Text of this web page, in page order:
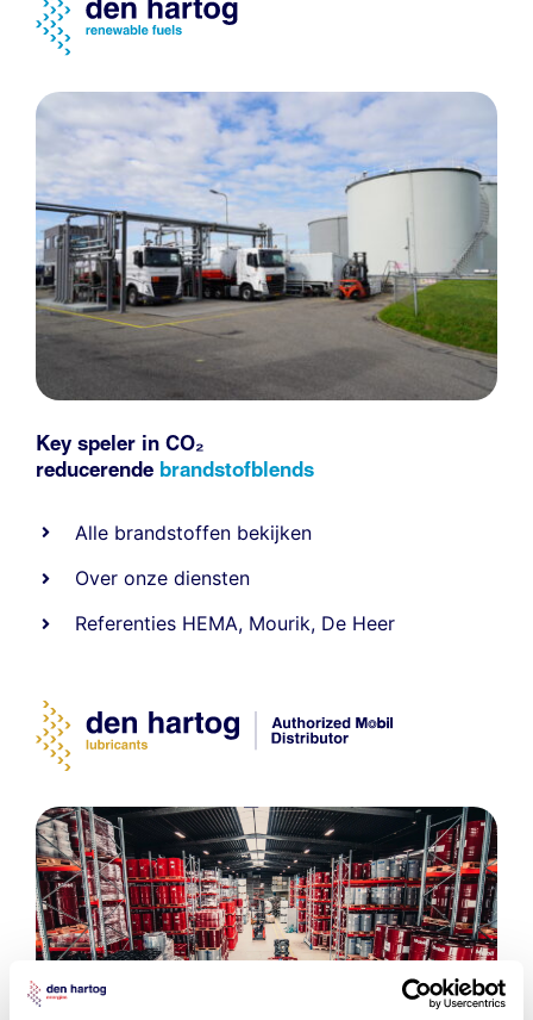
Key speler in CO₂
reducerende brandstofblends
Alle brandstoffen bekijken
Over onze diensten
Referenties HEMA, Mourik, De Heer